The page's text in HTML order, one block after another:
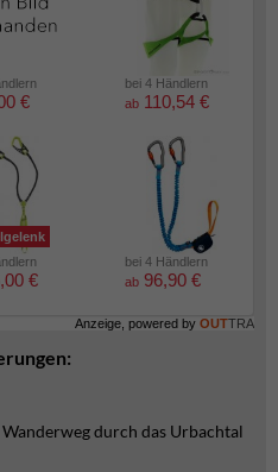
€
bei 4 Händlern
ab 110,54 €
€
bei 4 Händlern
ab 96,90 €
Anzeige, powered by OUTTRA
durch das Urbachtal